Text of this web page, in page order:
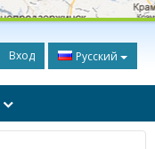
Вход Русский